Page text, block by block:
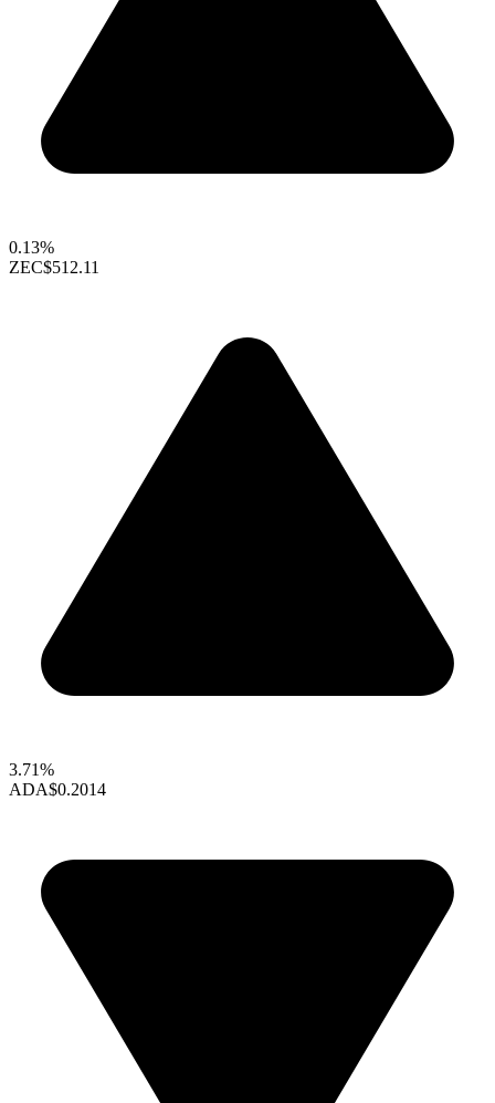
0.13%
ZEC$512.11
3.71%
ADA$0.2014